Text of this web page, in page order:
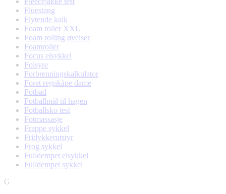
Fluestang
Flytende kalk
Foam roller XXL
Foam rolling øvelser
Foamroller
Focus elsykkel
Folsyre
Forbrenningskalkulator
Foret regnkåpe dame
Fotbad
Fotballmål til hagen
Fotballsko test
Fotmassasje
Frappe sykkel
Fridykkerutstyr
Frog sykkel
Fulldempet elsykkel
Fulldempet sykkel
G